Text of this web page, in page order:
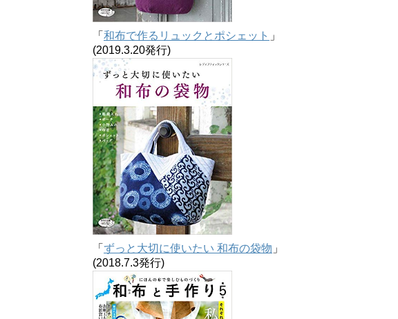
「 和布で作るリュックとポシェット 」
(2019.3.20発行)
「 ずっと大切に使いたい 和布の袋物 」
(2018.7.3発行)